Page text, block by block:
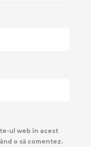
ul web în acest
o să comentez.